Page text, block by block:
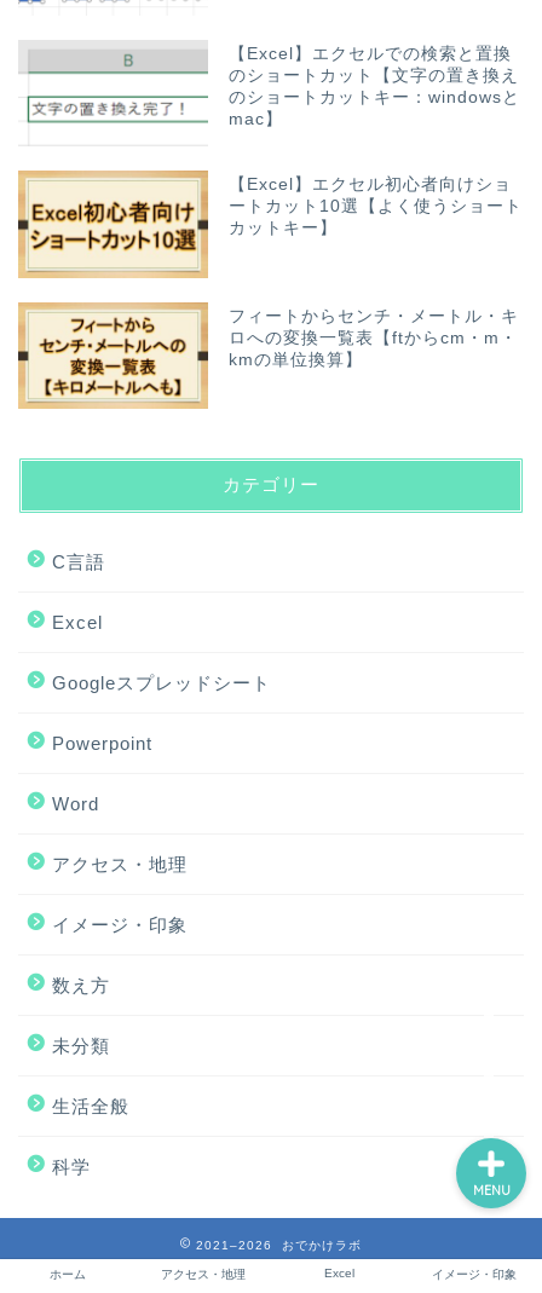
【Excel】エクセルでの検索と置換
のショートカット【文字の置き換え
のショートカットキー：windowsと
mac】
【Excel】エクセル初心者向けショ
ートカット10選【よく使うショート
カットキー】
フィートからセンチ・メートル・キ
ロへの変換一覧表【ftからcm・m・
kmの単位換算】
カテゴリー
C言語
Excel
Googleスプレッドシート
Powerpoint
Word
アクセス・地理
イメージ・印象
数え方
未分類
生活全般
科学
2021–2026 おでかけラボ
ホーム アクセス・地理 Excel イメージ・印象
MENU